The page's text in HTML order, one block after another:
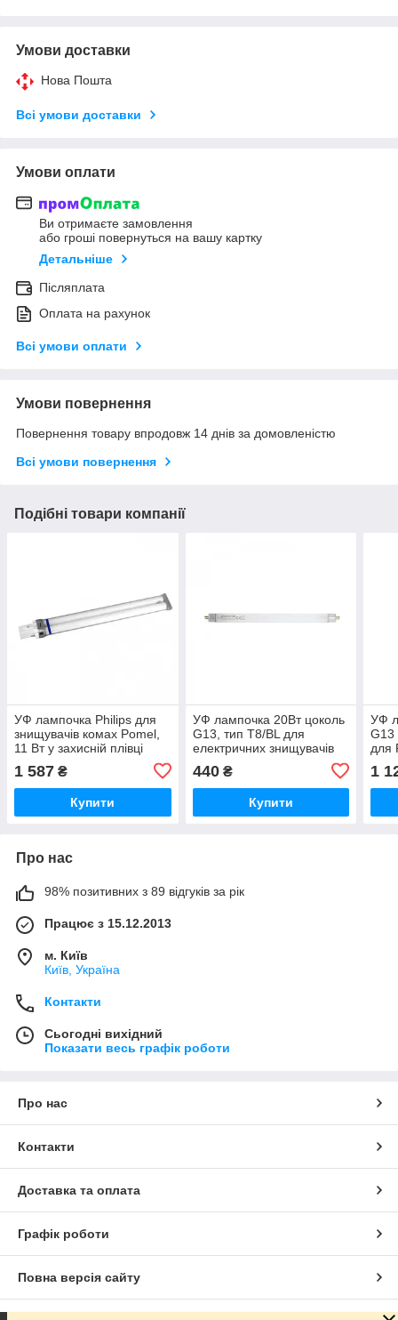
Умови доставки
Нова Пошта
Всі умови доставки
Умови оплати
Ви отримаєте замовлення
або гроші повернуться на вашу картку
Детальніше
Післяплата
Оплата на рахунок
Всі умови оплати
Умови повернення
Повернення товару впродовж 14 днів за домовленістю
Всі умови повернення
Подібні товари компанії
УФ лампочка Philips для
знищувачів комах Pomel,
11 Вт у захисній плівці
1 587 ₴
Купити
УФ лампочка 20Вт цоколь
G13, тип T8/BL для
електричних знищувачів
F20T8/BL368)
440₴
Купити
УФ
G13
для
1
Про нас
98% позитивних з 89 відгуків за рік
Працює з 15.12.2013
м. Київ
Київ, Україна
Контакти
Сьогодні вихідний
Показати весь графік роботи
Про нас
Контакти
Доставка та оплата
Графік роботи
Повна версія сайту